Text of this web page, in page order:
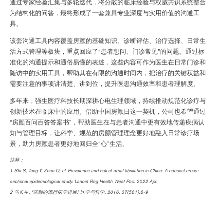
通过专家经验汇集与多轮迭代，将分散的临床经验与权威共识系统整合
为结构化的问答，最终形成了一套兼具专业深度与实用价值的沟通工
具。
该套沟通工具内容覆盖房颤的基础知识、诊断评估、治疗选择、日常生
活方式管理等板块，重点回应了“患者想问、门诊常见”的问题。通过标
准化的沟通提示和通俗易懂的表述，这些内容可作为医生在日常门诊和
随访中的实用工具，帮助其在有限的沟通时间内，把治疗的关键获益和
需要注意的事项讲清楚、讲到位，提升医患沟通效率和患者理解度。
多年来，强生医疗科技长期深耕心电生理领域，持续推动规范化诊疗与
创新技术在临床中的应用。借助中国房颤日这一契机，公司也希望通过
“房颤百问百答答案书”，帮助医生在与患者沟通中更有效地传递疾病认
知与管理目标，让科学、规范的房颤管理理念更好地融入日常诊疗场
景，助力房颤患者更好地回归全“心”生活。
注释：
1 Shi S, Tang Y, Zhao Q, el. Prevalence and risk of atrial fibrillation in China: A national cross-
sectional epidemiological study. Lancet Reg Health West Pac. 2022 Apr.
2 马长生. “房颤的流行病学进展.” 医学与哲学, 2016, 37(561):8-9